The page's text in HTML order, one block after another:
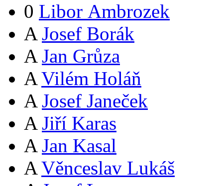
0 Libor Ambrozek
A Josef Borák
A Jan Grůza
A Vilém Holáň
A Josef Janeček
A Jiří Karas
A Jan Kasal
A Věnceslav Lukáš